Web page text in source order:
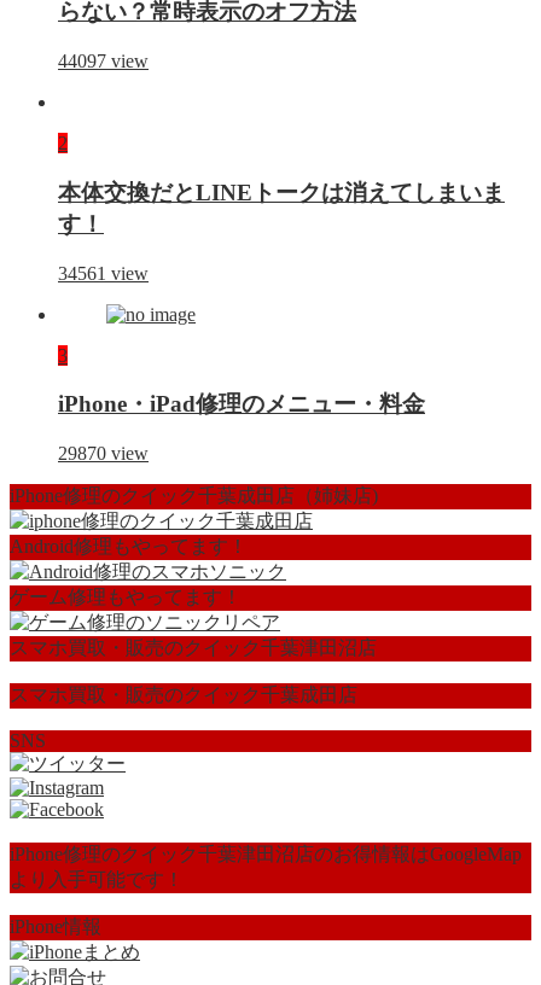
らない？常時表示のオフ方法
44097 view
2
本体交換だとLINEトークは消えてしまいま
す！
34561 view
3
iPhone・iPad修理のメニュー・料金
29870 view
iPhone修理のクイック千葉成田店（姉妹店)
Android修理もやってます！
ゲーム修理もやってます！
スマホ買取・販売のクイック千葉津田沼店
スマホ買取・販売のクイック千葉成田店
SNS
iPhone修理のクイック千葉津田沼店のお得情報はGoogleMap
より入手可能です！
iPhone情報